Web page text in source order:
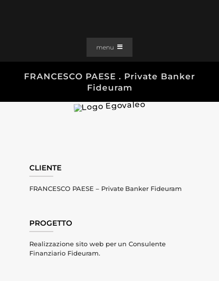
menu
SOLUZIONI WEB
GRAFICA
FRANCESCO PAESE . Private Banker
Fideuram
CLIENTE
FRANCESCO PAESE – Private Banker Fideuram
PROGETTO
Realizzazione sito web per un Consulente
Finanziario Fideuram.